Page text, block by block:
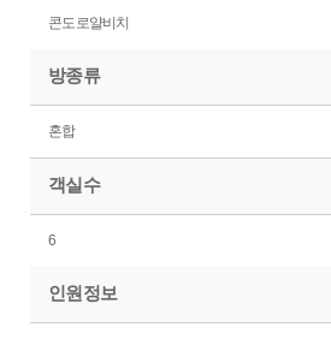
콘도로얄비치
방종류
혼합
객실수
6
인원정보